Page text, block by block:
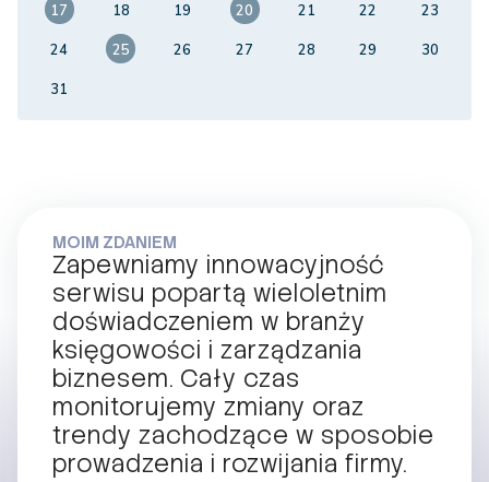
17
18 19 20 21 22
23
24
25 26 27 28 29
30
31
MOIM ZDANIEM
Zapewniamy innowacyjność
serwisu popartą wieloletnim
doświadczeniem w branży
księgowości i zarządzania
biznesem. Cały czas
monitorujemy zmiany oraz
trendy zachodzące w sposobie
prowadzenia i rozwijania firmy.